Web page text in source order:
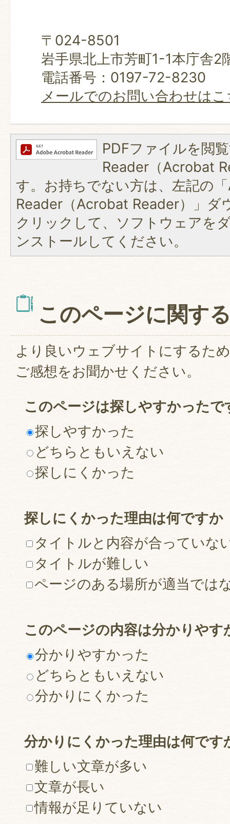
〒024-8501
岩手県北上市芳町1-1本庁舎2
電話番号：0197-72-8230
メールでのお問い合わせは
PDFファイルを閲
Reader（Acrobat
す。お持ちでない方は、左記の
Reader（Acrobat Reader）」ダ
クリックして、ソフトウェアを
ンストールしてください。
このページに関す
より良いウェブサイトにするた
ご感想をお聞かせください。
このページは探しやすかったで
探しやすかった
どちらともいえない
探しにくかった
探しにくかった理由は何ですか
タイトルと内容が合っていな
タイトルが難しい
ページのある場所が適当では
このページの内容は分かりやす
分かりやすかった
どちらともいえない
分かりにくかった
分かりにくかった理由は何です
難しい文章が多い
文章が長い
情報が足りていない